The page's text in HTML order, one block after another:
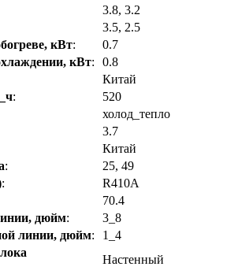
3.8, 3.2
3.5, 2.5
кВт:
0.7
кВт:
0.8
Китай
:
520
холод_тепло
3.7
Китай
:
25, 49
:
R410A
70.4
дюйм:
3_8
линии, дюйм:
1_4
Настенный